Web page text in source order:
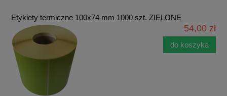
Etykiety termiczne 100x74 mm 1000 szt. ZIELONE
54,00 zł
do koszyka